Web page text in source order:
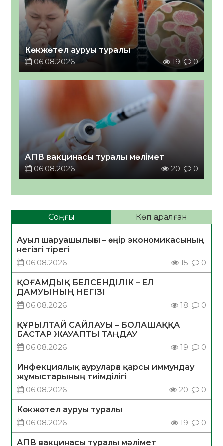
Көкжөтел ауруы туралы
06.08.2026
19 0
АПВ вакцинасы туралы мәлімет
06.08.2026
20 0
Соңғы Көп қаралған
Ауыл шаруашылығы – өңір экономикасының
негізгі тірегі
06.08.2026
15 0
ҚОҒАМДЫҚ БЕЛСЕНДІЛІК – ЕЛ
ДАМУЫНЫҢ НЕГІЗІ
06.08.2026
18 0
ҚҰРЫЛТАЙ САЙЛАУЫ – БОЛАШАҚҚА
БАСТАР ЖАУАПТЫ ТАҢДАУ
06.08.2026
19 0
Инфекциялық ауруларға қарсы иммундау
жұмыстарының тиімділігі
06.08.2026
20 0
Көкжөтел ауруы туралы
06.08.2026
19 0
АПВ вакцинасы туралы мәлімет